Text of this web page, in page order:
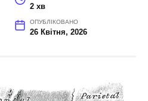
2 хв
ОПУБЛІКОВАНО
26 Квітня, 2026